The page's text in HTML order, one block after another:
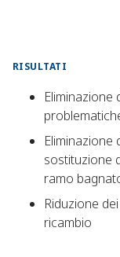
RISULTATI
Eliminazione
Eliminazione
sostituzione
ramo
Riduzione
ricambio